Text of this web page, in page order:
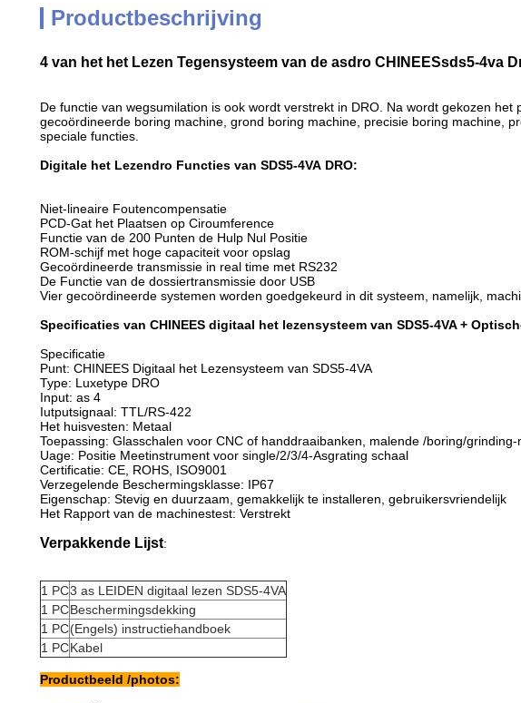
Productbeschrijving
4 van het het Lezen Tegensysteem van de asdro CHINEESsds5-4va
De functie van wegsumilation is ook wordt verstrekt in DRO. Na wordt gekozen
gecoördineerde boring machine, grond boring machine, precisie boring machine,
speciale functies.
Digitale het Lezendro Functies van SDS5-4VA DRO:
Niet-lineaire Foutencompensatie
PCD-Gat het Plaatsen op Ciroumference
Functie van de 200 Punten de Hulp Nul Positie
ROM-schijf met hoge capaciteit voor opslag
Gecoördineerde transmissie in real time met RS232
De Functie van de dossiertransmissie door USB
Vier gecoördineerde systemen worden goedgekeurd in dit systeem, namelijk,
Specificaties van CHINEES digitaal het lezensysteem van SDS5-4VA +
Specificatie
Punt: CHINEES Digitaal het Lezensysteem van SDS5-4VA
Type: Luxetype DRO
Input: as 4
Iutputsignaal: TTL/RS-422
Het huisvesten: Metaal
Toepassing: Glasschalen voor CNC of handdraaibanken, malende /boring/grinding-
Uage: Positie Meetinstrument voor single/2/3/4-Asgrating schaal
Certificatie: CE, ROHS, ISO9001
Verzegelende Beschermingsklasse: IP67
Eigenschap: Stevig en duurzaam, gemakkelijk te installeren, gebruikersvriendelijk
Het Rapport van de machinestest: Verstrekt
Verpakkende Lijst:
1 PC3 as LEIDEN digitaal lezen SDS5-4VA
1 PCBeschermingsdekking
1 PC(Engels) instructiehandboek
1 PCKabel
Productbeeld /photos: